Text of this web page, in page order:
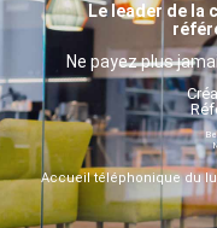
Le leader de la
Ne payez plus
Accueil téléphonique du